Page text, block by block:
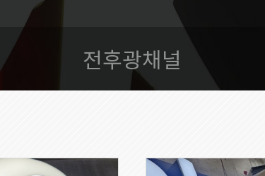
전후광채널